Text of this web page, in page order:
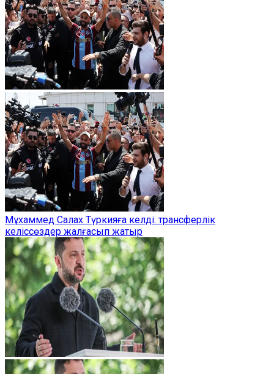
Мұхаммед Салах Түркияға келді: трансферлік
келіссөздер жалғасып жатыр